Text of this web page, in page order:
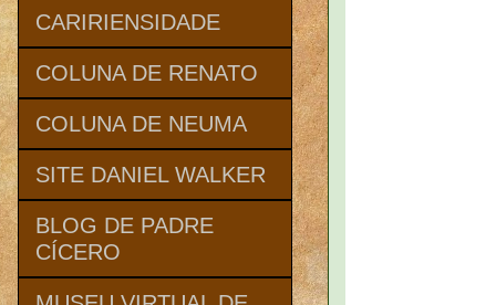
CARIRIENSIDADE
COLUNA DE RENATO
COLUNA DE NEUMA
SITE DANIEL WALKER
BLOG DE PADRE
CÍCERO